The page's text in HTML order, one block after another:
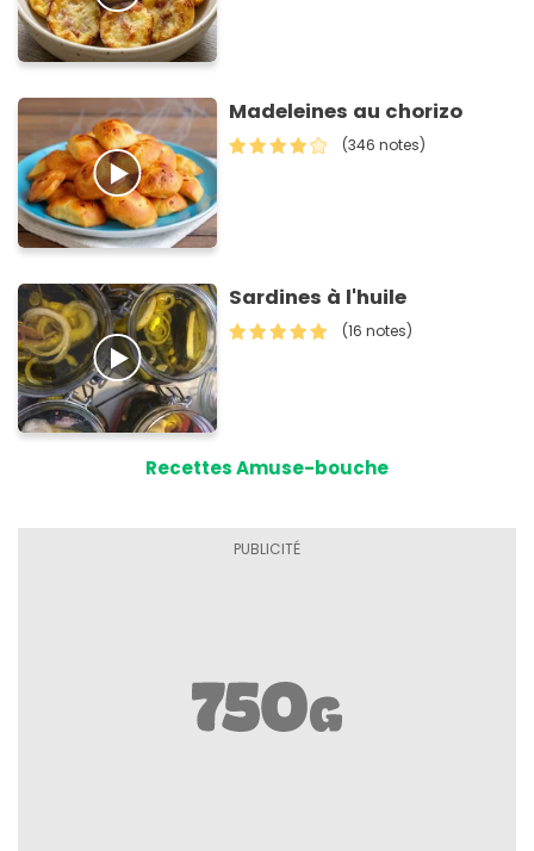
Madeleines au chorizo
(346 notes)
Sardines à l'huile
(16 notes)
Recettes Amuse-bouche